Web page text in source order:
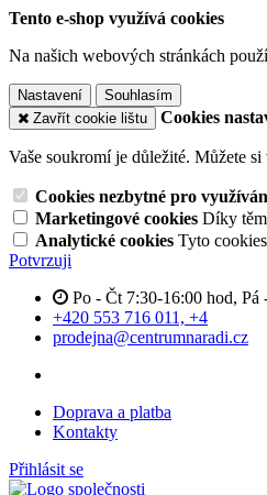
Tento e-shop využívá cookies
Na našich webových stránkách
Nastavení
Souhlasím
Zavřít cookie lištu
Cookies
Vaše soukromí je důležité. Můžete
Cookies nezbytné pro
Marketingové cookies Díky
Analytické cookies Tyto
Potvrzuji
Po - Čt 7:30-16:00 hod, Pá
+420 553 716 011, +4
prodejna@centrumnaradi.cz
Doprava a platba
Kontakty
Přihlásit se